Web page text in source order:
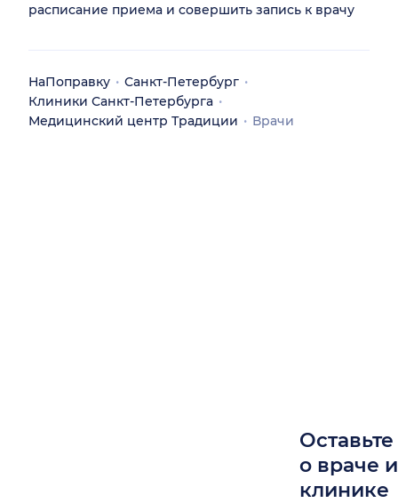
расписание приема и совершить запись к врачу
НаПоправку
Санкт-Петербург
Клиники Санкт-Петербурга
Медицинский центр Традиции
Врачи
о враче
клинике